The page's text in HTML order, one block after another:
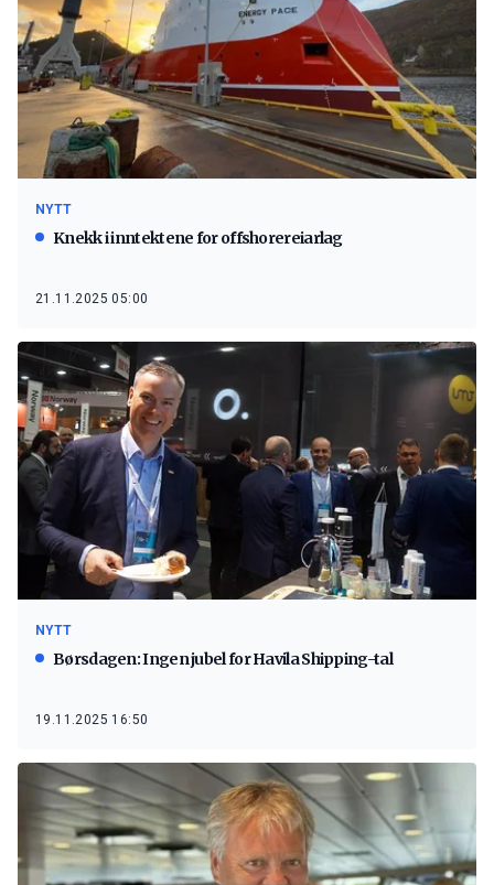
NYTT
Knekk i inntektene for offshorereiarlag
21.11.2025 05:00
NYTT
Børsdagen: Ingen jubel for Havila Shipping-tal
19.11.2025 16:50